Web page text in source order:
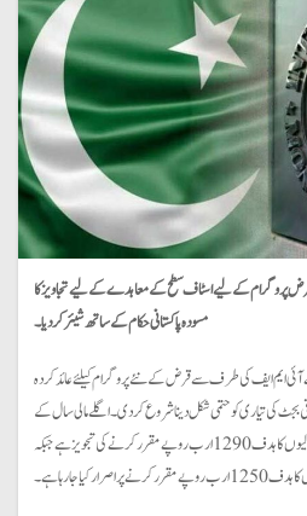
پروگرام کے لیے اسٹاف سطح کے معاہدے کے لیے تجاویز کا
مسودہ پاکستانی حکام کے ساتھ شیئر کردیا۔
ایم ایف کی طرف سے قرض کے نئے پروگرام کیلئے عائد کردہ
بجٹ کی تیاری کو حتمی شکل دینا شروع کردی۔ اگلے مالی سال کے
بجٹ میں آئی ایم ایف کی جانب سے ٹیکس وصولیوں کا ہدف 1290 ارب روپے مقرر کرنے کی تجویز ہے جبکہ
جارہا ہے۔